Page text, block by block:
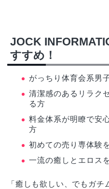
JOCK
すすめ！
がっちり体育会系男
清潔感のあるリラク
る方
料金体系が明瞭で安
方
初めての売り専体験
一流の癒しとエロス
「癒しも欲しい、でもガチ